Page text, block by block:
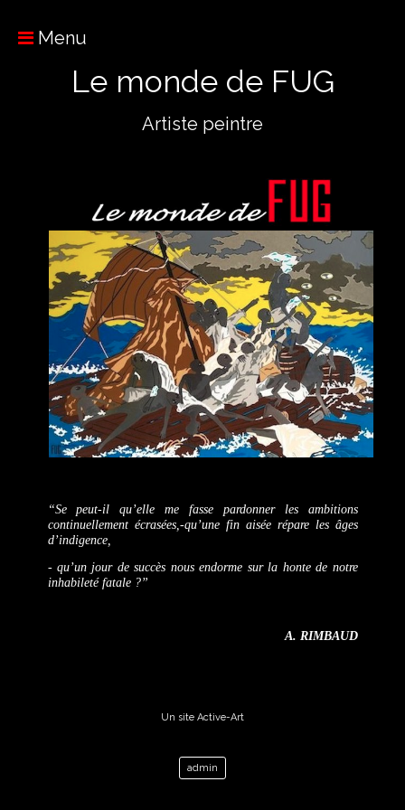
Menu
Le monde de FUG
Artiste peintre
“Se peut-il qu’elle me fasse pardonner les ambitions
continuellement écrasées,-qu’une fin aisée répare les âges
d’indigence,
- qu’un jour de succès nous endorme sur la honte de notre
inhabileté fatale ?”
A. RIMBAUD
Un site Active-Art
admin